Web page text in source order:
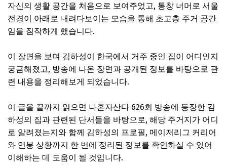
자신의 생활 공간을 처음으로 보여주었고, 통창 너머로 서울
전경이 아래로 내려다보이는 모습을 통해 초고층 주거 공간
임을 짐작하게 했습니다.
이 장면을 보며 김하성이 한국에서 거주 중인 집이 어디인지
궁금해졌고, 방송에 나온 장면과 공개된 정보를 바탕으로 관
련 내용을 정리해보게 되었습니다.
이 글을 끝까지 읽으면 나혼자산다 626회 방송에 등장한 김
하성의 집과 관련된 단서들을 바탕으로, 해당 주거지가 어디
로 알려졌는지와 함께 김하성의 프로필, 메이저리그 커리어
와 연봉 상황까지 한 번에 정리된 정보를 확인하실 수 있어
이해하는 데 도움이 될 것입니다.